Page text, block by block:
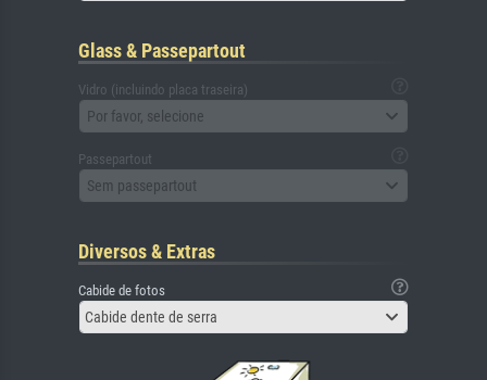
Glass & Passepartout
Vidro (incluindo placa traseira)
Por favor, selecione
Passepartout
Sem passepartout
Diversos & Extras
Cabide de fotos
Cabide dente de serra